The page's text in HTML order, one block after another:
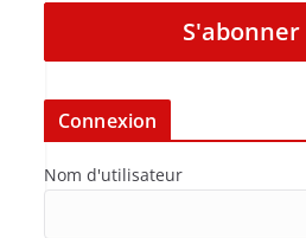
S'abonner
Connexion
Nom d'utilisateur